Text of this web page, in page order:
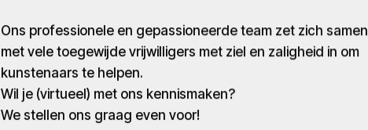
Ons professionele en gepassioneerde team zet zich samen
met vele toegewijde vrijwilligers met ziel en zaligheid in om
kunstenaars te helpen.
Wil je (virtueel) met ons kennismaken?
We stellen ons graag even voor!